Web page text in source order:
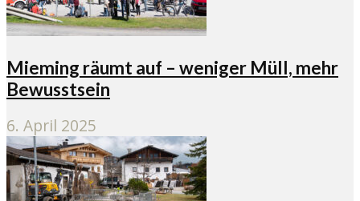
Mieming räumt auf – weniger Müll, mehr
Bewusstsein
6. April 2025